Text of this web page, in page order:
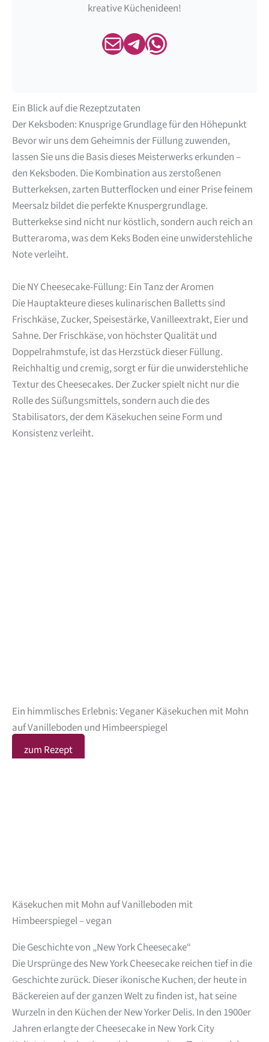
kreative Küchenideen!
E-Mail Newsletter Telegram Newsletter WhatsApp Newsletter
Ein Blick auf die Rezeptzutaten
Der Keksboden: Knusprige Grundlage für den Höhepunkt
Bevor wir uns dem Geheimnis der Füllung zuwenden,
lassen Sie uns die Basis dieses Meisterwerks erkunden –
den Keksboden. Die Kombination aus zerstoßenen
Butterkeksen, zarten Butterflocken und einer Prise feinem
Meersalz bildet die perfekte Knuspergrundlage.
Butterkekse sind nicht nur köstlich, sondern auch reich an
Butteraroma, was dem Keks Boden eine unwiderstehliche
Note verleiht.
Die NY Cheesecake-Füllung: Ein Tanz der Aromen
Die Hauptakteure dieses kulinarischen Balletts sind
Frischkäse, Zucker, Speisestärke, Vanilleextrakt, Eier und
Sahne. Der Frischkäse, von höchster Qualität und
Doppelrahmstufe, ist das Herzstück dieser Füllung.
Reichhaltig und cremig, sorgt er für die unwiderstehliche
Textur des Cheesecakes. Der Zucker spielt nicht nur die
Rolle des Süßungsmittels, sondern auch die des
Stabilisators, der dem Käsekuchen seine Form und
Konsistenz verleiht.
Ein himmlisches Erlebnis: Veganer Käsekuchen mit Mohn
auf Vanilleboden und Himbeerspiegel
zum Rezept
Käsekuchen mit Mohn auf Vanilleboden mit
Himbeerspiegel – vegan
Die Geschichte von „New York Cheesecake“
Die Ursprünge des New York Cheesecake reichen tief in die
Geschichte zurück. Dieser ikonische Kuchen, der heute in
Bäckereien auf der ganzen Welt zu finden ist, hat seine
Wurzeln in den Küchen der New Yorker Delis. In den 1900er
Jahren erlangte der Cheesecake in New York City